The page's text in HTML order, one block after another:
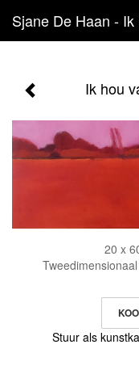
Ik hou
20 x
Stuur als